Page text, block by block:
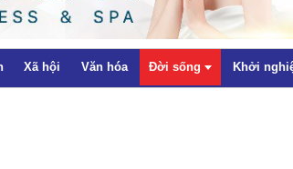
Xã hội Văn hóa Đời sống Khởi